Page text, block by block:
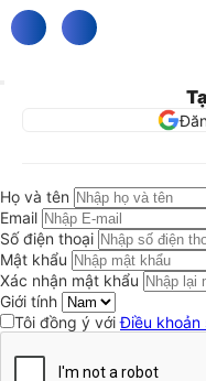
Họ và tên
Email
Số điện thoại
Mật khẩu
Xác nhận mật khẩu
Giới tính
Tôi đồng ý vớiĐiều khoản